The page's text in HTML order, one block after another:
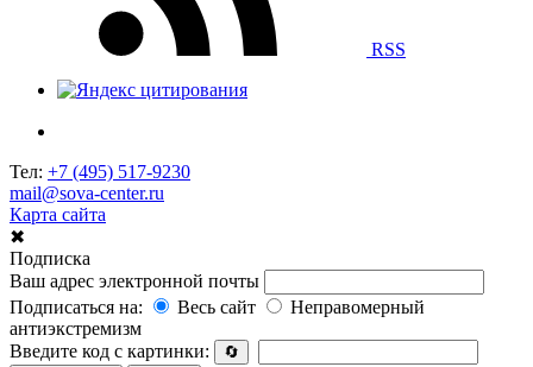
RSS
Тел: +7 (495) 517-9230
mail@sova-center.ru
Карта сайта
✖
Подписка
Ваш адрес электронной почты
Подписаться на:
Весь сайт
Неправомерный
антиэкстремизм
Введите код с картинки:
🔄